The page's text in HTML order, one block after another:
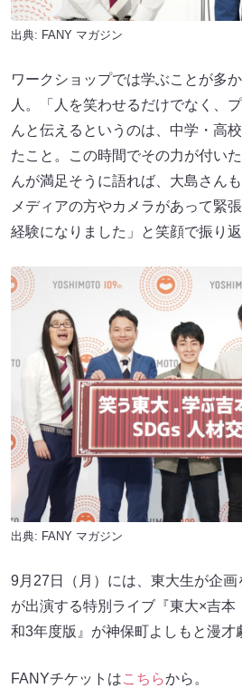
出典: FANY マガジン
ワークショップでは学ぶことが多
人。「人を笑わせるだけでなく、
んと伝えるというのは、中学・高
たこと。この時間でその力が付い
んが満足そうに語れば、大島さん
メディアの方やカメラがあって緊
経験になりました」と笑顔で振り返
出典: FANY マガジン
9月27日（月）には、東大生が企
が出演する特別ライブ『東大×吉
和3年度版』が神保町よしもと漫才
FANYチケットはこちらから。